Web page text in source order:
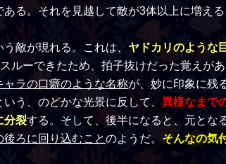
ある。それを見越して敵が3体以上に増え
う敵が現れる。これは、 ヤドカリのような
ルーできたため、拍子抜けだった覚えが
ャラの口癖のような名称が、妙に印象に残
いう、のどかな光景に反して、 異様なまで
分裂する。そして、後半になると、元とな
後ろに回り込むことのようだ。 そんなの気